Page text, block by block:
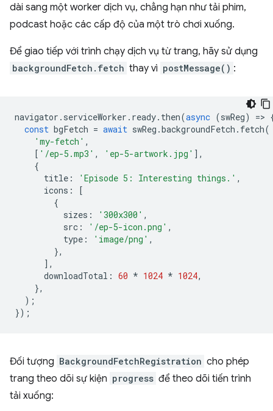
dài sang một worker dịch vụ, chẳng hạn như tải phim,
podcast hoặc các cấp độ của một trò chơi xuống.
Để giao tiếp với trình chạy dịch vụ từ trang, hãy sử dụng
backgroundFetch.fetch thay vì postMessage() :
navigator . serviceWorker . ready. then(async (swReg) =>
const bgFetch = await swReg .backgroundFetch . fetch(
'my-fetch' ,
[ '/ep-5.mp3' , 'ep-5-artwork.jpg' ],
{
title : 'Episode 5: Interesting things.' ,
icons :
[
{
sizes : '300x300' ,
src : '/ep-5-icon.png' ,
type : 'image/png' ,
},
],
downloadTotal : 60 * 1024 * 1024,
},
);
});
Đối tượng BackgroundFetchRegistration cho phép
trang theo dõi sự kiện progress để theo dõi tiến trình
tải xuống: